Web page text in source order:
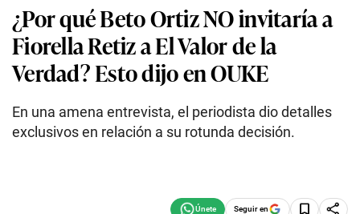
¿Por qué Beto Ortiz NO invitaría a
Fiorella Retiz a El Valor de la
Verdad? Esto dijo en OUKE
En una amena entrevista, el periodista dio detalles
exclusivos en relación a su rotunda decisión.
Seguir en